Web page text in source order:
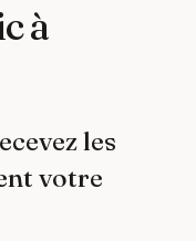
à
les
votre